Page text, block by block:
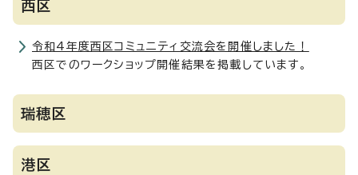
西区
令和4年度西区コミュニティ交流会を開催しました！
西区でのワークショップ開催結果を掲載しています。
瑞穂区
港区